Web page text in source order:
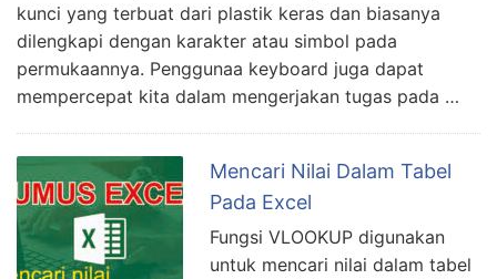
kunci yang terbuat dari plastik keras dan biasanya
dilengkapi dengan karakter atau simbol pada
permukaannya. Penggunaa keyboard juga dapat
mempercepat kita dalam mengerjakan tugas pada …
Mencari Nilai Dalam Tabel
Pada Excel
Fungsi VLOOKUP digunakan
untuk mencari nilai dalam tabel